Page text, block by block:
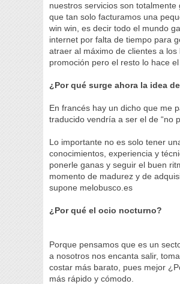
nuestros servicios son
que tan solo facturamos una
win win, es decir todo el mundo
internet por falta de tiempo para
atraer al máximo de clientes a
promoción pero el resto lo hace
¿Por qué surge ahora la idea
En francés hay un dicho que me
traducido vendría a ser el de “no
Lo importante no es solo tener
conocimientos, experiencia y
ponerle ganas y seguir el buen
momento de madurez y de
supone melobusco.es
¿Por qué el ocio nocturno?
Porque pensamos que es un
a nosotros nos encanta salir,
costar más barato, pues mejor
más rápido y cómodo.